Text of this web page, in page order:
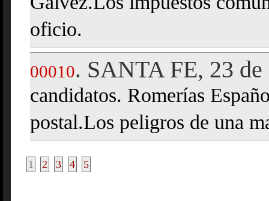
oficio.
00010. SANTA FE, 23
candidatos. Romerías
postal.Los peligros de una
1 2 3 4 5